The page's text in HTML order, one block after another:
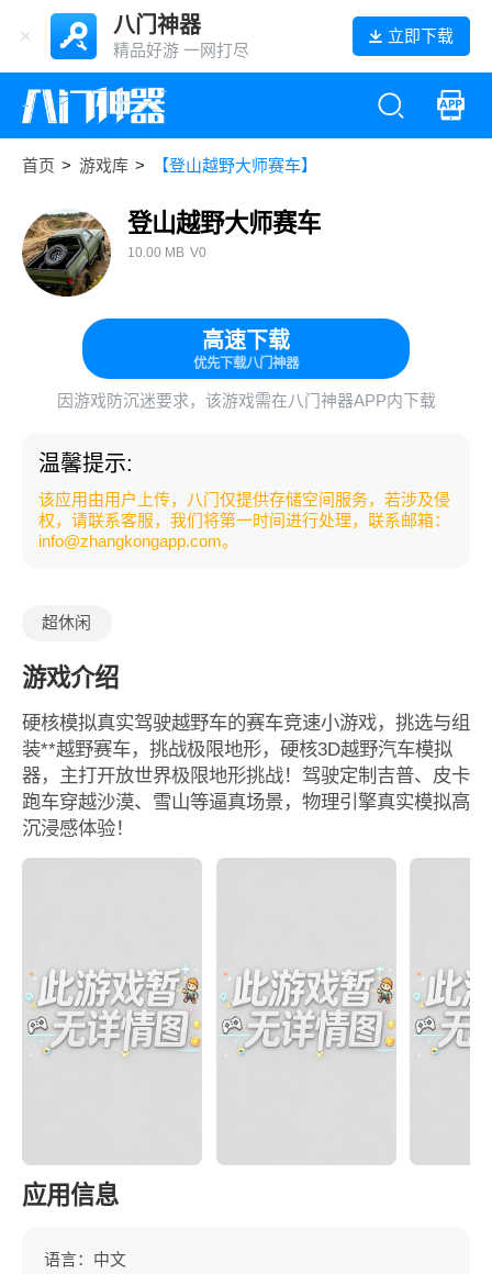
八门神器
精品好游 一网打尽
立即下载
首页 > 游戏库 > 【登山越野大师赛车】
登山越野大师赛车
10.00 MB V0
高速下载
优先下载八门神器
因游戏防沉迷要求，该游戏需在八门神器APP内下载
温馨提示:
该应用由用户上传，八门仅提供存储空间服务，若涉及侵
权，请联系客服，我们将第一时间进行处理，联系邮箱：
info@zhangkongapp.com。
超休闲
游戏介绍
硬核模拟真实驾驶越野车的赛车竞速小游戏，挑选与组
装**越野赛车，挑战极限地形，硬核3D越野汽车模拟
器，主打开放世界极限地形挑战！驾驶定制吉普、皮卡
跑车穿越沙漠、雪山等逼真场景，物理引擎真实模拟‌高
沉浸感体验！
应用信息
语言：中文